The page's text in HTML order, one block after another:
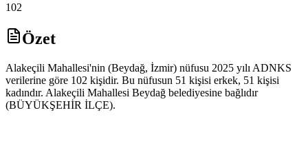
102
Özet
Alakeçili Mahallesi'nin (Beydağ, İzmir) nüfusu 2025 yılı ADNKS
verilerine göre 102 kişidir. Bu nüfusun 51 kişisi erkek, 51 kişisi
kadındır. Alakeçili Mahallesi Beydağ belediyesine bağlıdır
(BÜYÜKŞEHİR İLÇE).